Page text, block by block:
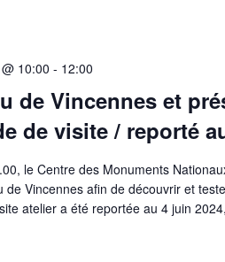
de Vincennes et
de visite / reporté
10:00 - 12:00
le Centre des Monuments
de Vincennes afin de découvrir et
atelier a été reportée au 4 juin